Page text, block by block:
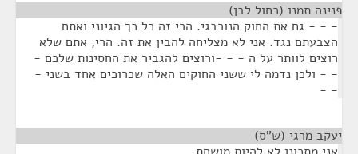
פנינה תמנו (כחול לבן)
- - - גם את החוק הנורבגי. הרי זה כל כך הגיוני ואתם
הצבעתם נגד. אני לא מצליחה להבין את זה. הרי, אתם שלא
רוצים לוותר על ה - - -ורוצים להגביר את החסינות שלכם -
- - ולכן נדמה לי ששני החוקים האלה שכרוכים אחד בשני -
- -
יעקב מרגי (ש"ס)